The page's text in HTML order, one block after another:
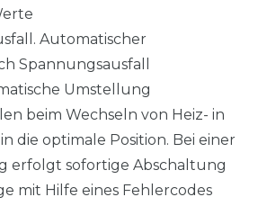
Automatischer
Spannungsausfall
Umstellung
beim Wechseln von Heiz- in
die optimale Position. Bei einer
erfolgt sofortige Abschaltung
mit Hilfe eines Fehlercodes